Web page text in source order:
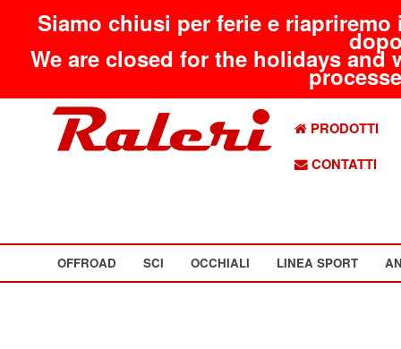
Siamo chiusi per ferie e
We are closed for the holidays
PRODOTTI
CONTATTI
OFFROAD SCI OCCHIALI LINEA SPORT